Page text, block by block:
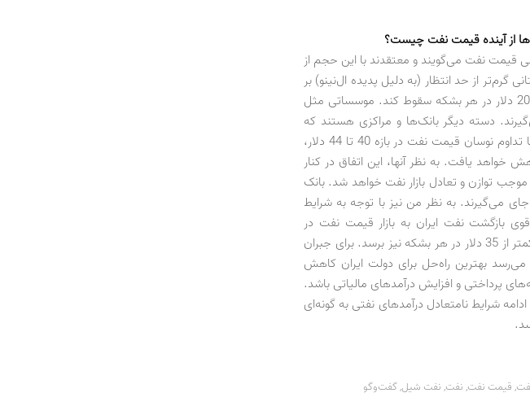
از آینده قیمت نفت چیست؟
قیمت نفت می‌گویند و معتقدند با این حجم از
گرم‌تر از حد انتظار (به دلیل پدیده ال‌نینو) بر
کاهش تقاضا، این احتمال وجود دارد که قیمت نفت تا 20 دلار در هر بشکه سقوط کند. موسساتی مثل
دسته دیگر بانک‌ها و مراکزی هستند که
تحلیلی مشابه عربستان سعودی دارند و اعلام می‌کنند با تداوم نوسان قیمت نفت در بازه 40 تا 44 دلار،
هزار بشکه در روز کاهش خواهد یافت. به نظر آنها، این اتفاق در کنار
توازن و تعادل بازار نفت خواهد شد. بانک
می‌گیرند. به نظر من نیز با توجه به شرایط
بازگشت نفت ایران به بازار قیمت نفت در
ماه‌های آتی روند نزولی خواهد داشت و ممکن است به کمتر از 35 دلار در هر بشکه نیز برسد. برای جبران
بهترین راه‌حل برای دولت ایران کاهش
پرداختی و افزایش درآمدهای مالیاتی باشد.
شرایط نامتعادل درآمدهای نفتی به گونه‌ای
,قیمت نفت,نفت,نفت شیل,گفت‌وگو